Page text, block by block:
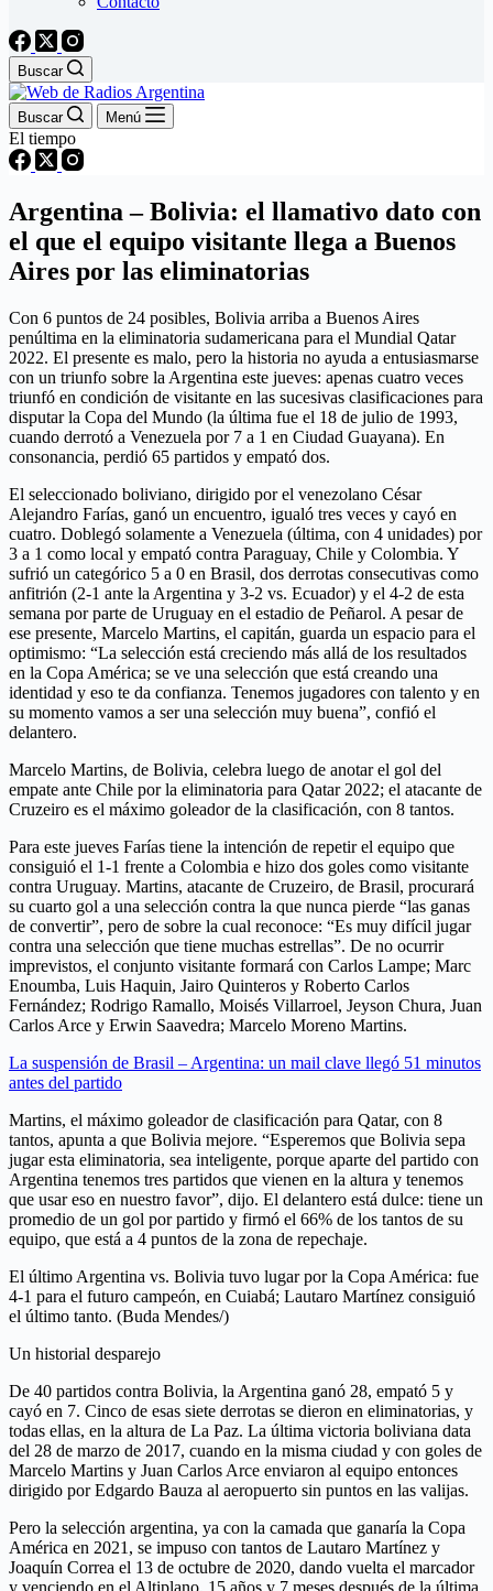
Buscar
Buscar Menú
El tiempo
Argentina – Bolivia: el llamativo dato con
el que el equipo visitante llega a Buenos
Aires por las eliminatorias
Con 6 puntos de 24 posibles, Bolivia arriba a Buenos Aires
penúltima en la eliminatoria sudamericana para el Mundial Qatar
2022. El presente es malo, pero la historia no ayuda a entusiasmarse
con un triunfo sobre la Argentina este jueves: apenas cuatro veces
triunfó en condición de visitante en las sucesivas clasificaciones para
disputar la Copa del Mundo (la última fue el 18 de julio de 1993,
cuando derrotó a Venezuela por 7 a 1 en Ciudad Guayana). En
consonancia, perdió 65 partidos y empató dos.
El seleccionado boliviano, dirigido por el venezolano César
Alejandro Farías, ganó un encuentro, igualó tres veces y cayó en
cuatro. Doblegó solamente a Venezuela (última, con 4 unidades) por
3 a 1 como local y empató contra Paraguay, Chile y Colombia. Y
sufrió un categórico 5 a 0 en Brasil, dos derrotas consecutivas como
anfitrión (2-1 ante la Argentina y 3-2 vs. Ecuador) y el 4-2 de esta
semana por parte de Uruguay en el estadio de Peñarol. A pesar de
ese presente, Marcelo Martins, el capitán, guarda un espacio para el
optimismo: “La selección está creciendo más allá de los resultados
en la Copa América; se ve una selección que está creando una
identidad y eso te da confianza. Tenemos jugadores con talento y en
su momento vamos a ser una selección muy buena”, confió el
delantero.
Marcelo Martins, de Bolivia, celebra luego de anotar el gol del
empate ante Chile por la eliminatoria para Qatar 2022; el atacante de
Cruzeiro es el máximo goleador de la clasificación, con 8 tantos.
Para este jueves Farías tiene la intención de repetir el equipo que
consiguió el 1-1 frente a Colombia e hizo dos goles como visitante
contra Uruguay. Martins, atacante de Cruzeiro, de Brasil, procurará
su cuarto gol a una selección contra la que nunca pierde “las ganas
de convertir”, pero de sobre la cual reconoce: “Es muy difícil jugar
contra una selección que tiene muchas estrellas”. De no ocurrir
imprevistos, el conjunto visitante formará con Carlos Lampe; Marc
Enoumba, Luis Haquin, Jairo Quinteros y Roberto Carlos
Fernández; Rodrigo Ramallo, Moisés Villarroel, Jeyson Chura, Juan
Carlos Arce y Erwin Saavedra; Marcelo Moreno Martins.
La suspensión de Brasil – Argentina: un mail clave llegó 51 minutos
antes del partido
Martins, el máximo goleador de clasificación para Qatar, con 8
tantos, apunta a que Bolivia mejore. “Esperemos que Bolivia sepa
jugar esta eliminatoria, sea inteligente, porque aparte del partido con
Argentina tenemos tres partidos que vienen en la altura y tenemos
que usar eso en nuestro favor”, dijo. El delantero está dulce: tiene un
promedio de un gol por partido y firmó el 66% de los tantos de su
equipo, que está a 4 puntos de la zona de repechaje.
El último Argentina vs. Bolivia tuvo lugar por la Copa América: fue
4-1 para el futuro campeón, en Cuiabá; Lautaro Martínez consiguió
el último tanto. (Buda Mendes/)
Un historial desparejo
De 40 partidos contra Bolivia, la Argentina ganó 28, empató 5 y
cayó en 7. Cinco de esas siete derrotas se dieron en eliminatorias, y
todas ellas, en la altura de La Paz. La última victoria boliviana data
del 28 de marzo de 2017, cuando en la misma ciudad y con goles de
Marcelo Martins y Juan Carlos Arce enviaron al equipo entonces
dirigido por Edgardo Bauza al aeropuerto sin puntos en las valijas.
Pero la selección argentina, ya con la camada que ganaría la Copa
América en 2021, se impuso con tantos de Lautaro Martínez y
Joaquín Correa el 13 de octubre de 2020, dando vuelta el marcador
y venciendo en el Altiplano, 15 años y 7 meses después de la última